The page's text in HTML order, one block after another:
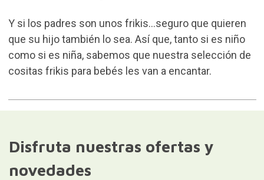
Y si los padres son unos frikis...seguro que quieren
que su hijo también lo sea. Así que, tanto si es niño
como si es niña, sabemos que nuestra selección de
cositas frikis para bebés les van a encantar.
Disfruta nuestras ofertas y
novedades